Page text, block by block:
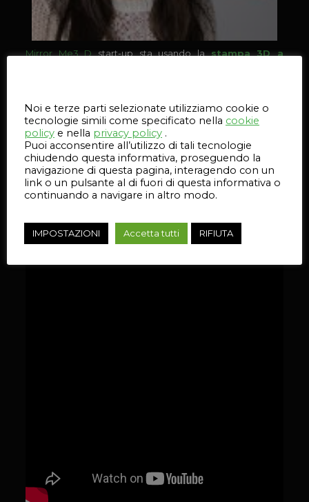
Mirror Me3 Dstart-up sta usando lastampa 3D a
abbinare la visione del medico con il paziente.
Scopri come Mirror Me 3Dsta usando lastampa 3D
per ridurre l’ansia del paziente e guidarlo in sala
operatoria.
Noi e terze parti selezionate utilizziamo cookie o
tecnologie simili come specificato nella cookie
policy e nella privacy policy .
Puoi acconsentire all’utilizzo di tali tecnologie
chiudendo questa informativa, proseguendo la
navigazione di questa pagina, interagendo con un
link o un pulsante al di fuori di questa informativa o
continuando a navigare in altro modo.
IMPOSTAZIONI Accetta tutti RIFIUTA